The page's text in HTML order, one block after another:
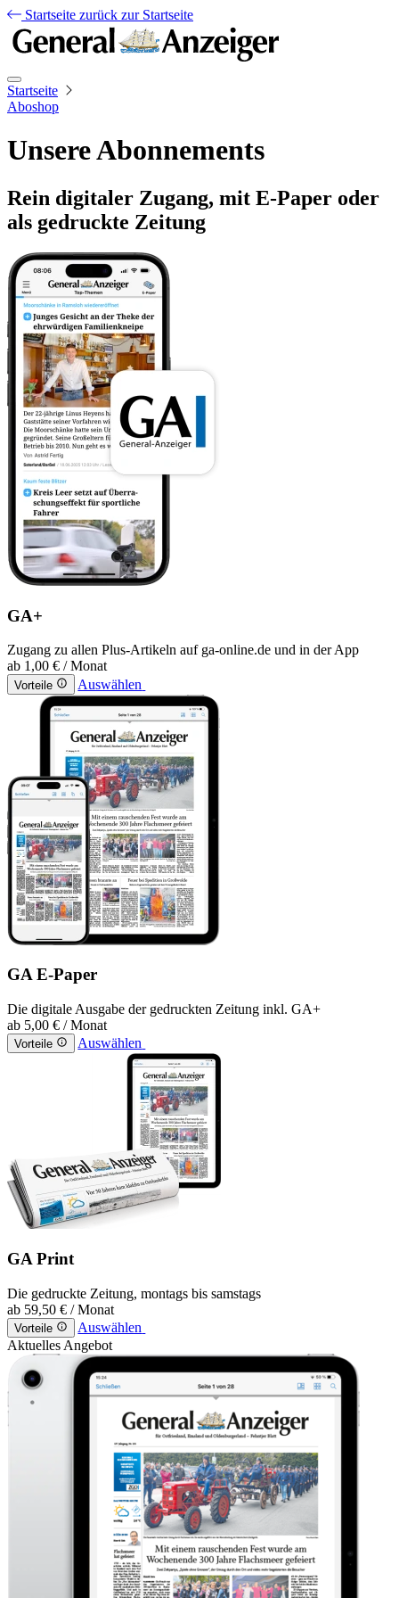
Startseite zurück zur Startseite
Startseite
Aboshop
Unsere Abonnements
Rein digitaler Zugang, mit E-Paper oder
als gedruckte Zeitung
GA+
Zugang zu allen Plus-Artikeln auf ga-online.de und in der App
ab 1,00 € / Monat
Vorteile Auswählen
GA E-Paper
Die digitale Ausgabe der gedruckten Zeitung inkl. GA+
ab 5,00 € / Monat
Vorteile Auswählen
GA Print
Die gedruckte Zeitung, montags bis samstags
ab 59,50 € / Monat
Vorteile
Auswählen
Aktuelles Angebot